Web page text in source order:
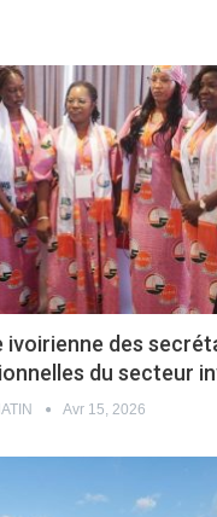
ivoirienne des
du secteur
Avr 15, 2026